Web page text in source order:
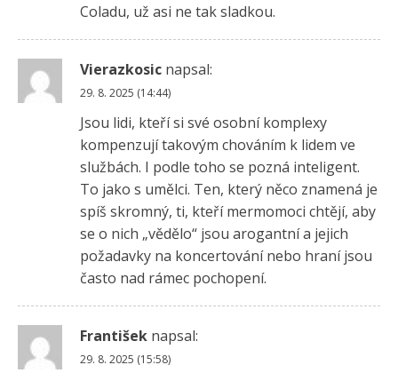
Coladu, už asi ne tak sladkou.
Vierazkosic napsal:
29. 8. 2025 (14:44)
Jsou lidi, kteří si své osobní komplexy
kompenzují takovým chováním k lidem ve
službách. I podle toho se pozná inteligent.
To jako s umělci. Ten, který něco znamená je
spíš skromný, ti, kteří mermomoci chtějí, aby
se o nich „vědělo“ jsou arogantní a jejich
požadavky na koncertování nebo hraní jsou
často nad rámec pochopení.
František napsal:
29. 8. 2025 (15:58)